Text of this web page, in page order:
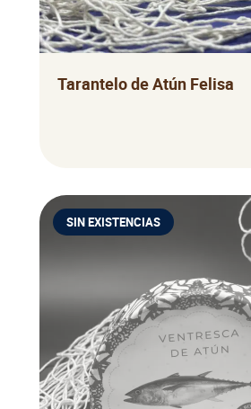
Tarantelo de Atún Felisa
SIN EXISTENCIAS